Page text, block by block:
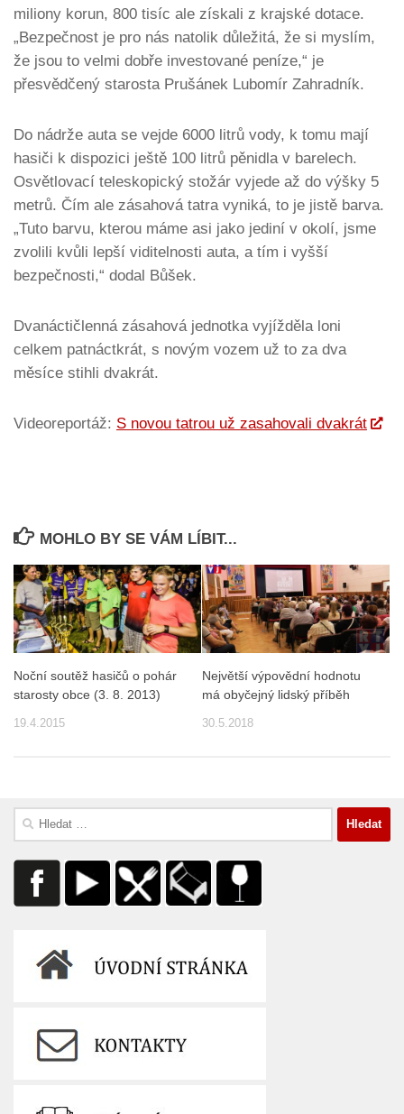
miliony korun, 800 tisíc ale získali z krajské dotace.
„Bezpečnost je pro nás natolik důležitá, že si myslím,
že jsou to velmi dobře investované peníze,“ je
přesvědčený starosta Prušánek Lubomír Zahradník.
Do nádrže auta se vejde 6000 litrů vody, k tomu mají
hasiči k dispozici ještě 100 litrů pěnidla v barelech.
Osvětlovací teleskopický stožár vyjede až do výšky 5
metrů. Čím ale zásahová tatra vyniká, to je jistě barva.
„Tuto barvu, kterou máme asi jako jediní v okolí, jsme
zvolili kvůli lepší viditelnosti auta, a tím i vyšší
bezpečnosti,“ dodal Bůšek.
Dvanáctičlenná zásahová jednotka vyjížděla loni
celkem patnáctkrát, s novým vozem už to za dva
měsíce stihli dvakrát.
Videoreportáž: S novou tatrou už zasahovali dvakrát
MOHLO BY SE VÁM LÍBIT...
Noční soutěž hasičů o pohár
starosty obce (3. 8. 2013)
19.4.2015
Největší výpovědní hodnotu
má obyčejný lidský příběh
30.5.2018
Vyhledávání